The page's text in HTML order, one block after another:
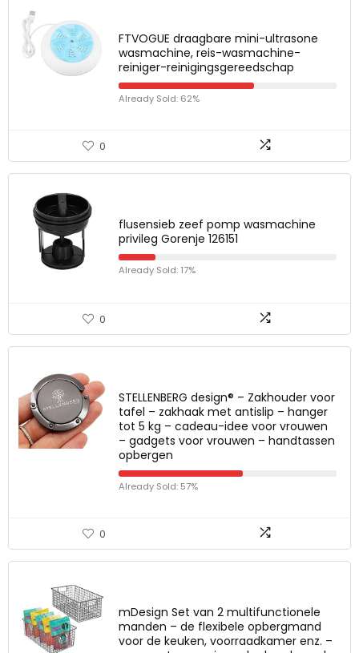
FTVOGUE draagbare mini-ultrasone
wasmachine, reis-wasmachine-
reiniger-reinigingsgereedschap
Already Sold: 62%
0
flusensieb zeef pomp wasmachine
privileg Gorenje 126151
Already Sold: 17%
0
STELLENBERG design® – Zakhouder voor
tafel – zakhaak met antislip – hanger
tot 5 kg – cadeau-idee voor vrouwen
– gadgets voor vrouwen – handtassen
opbergen
Already Sold: 57%
0
mDesign Set van 2 multifunctionele
manden – de flexibele opbergmand
voor de keuken, voorraadkamer enz. –